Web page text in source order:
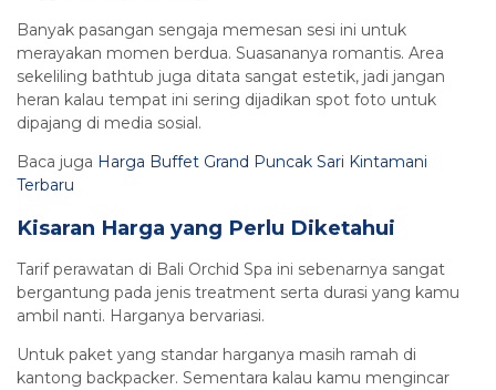
Banyak pasangan sengaja memesan sesi ini untuk
merayakan momen berdua. Suasananya romantis. Area
sekeliling bathtub juga ditata sangat estetik, jadi jangan
heran kalau tempat ini sering dijadikan spot foto untuk
dipajang di media sosial.
Baca juga Harga Buffet Grand Puncak Sari Kintamani
Terbaru
Kisaran Harga yang Perlu Diketahui
Tarif perawatan di Bali Orchid Spa ini sebenarnya sangat
bergantung pada jenis treatment serta durasi yang kamu
ambil nanti. Harganya bervariasi.
Untuk paket yang standar harganya masih ramah di
kantong backpacker. Sementara kalau kamu mengincar